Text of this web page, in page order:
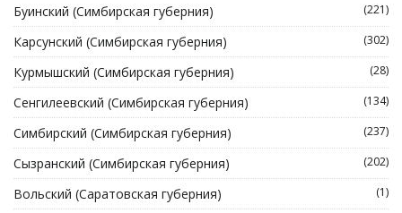
Буинский (Симбирская губерния) (221)
Карсунский (Симбирская губерния) (302)
Курмышский (Симбирская губерния) (28)
Сенгилеевский (Симбирская губерния) (134)
Симбирский (Симбирская губерния) (237)
Сызранский (Симбирская губерния) (202)
Вольский (Саратовская губерния) (1)